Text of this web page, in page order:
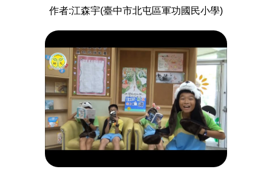
作者:江森宇(臺中市北屯區軍功國民小學)